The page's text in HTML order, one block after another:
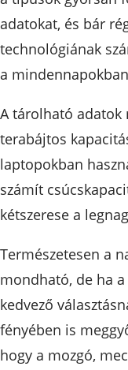
adatokat, és bár
technológiának
a
A tárolható adatok
terabájtos
laptopokban
számít
kétszerese a
Természetesen a
mondható, de ha
kedvező
fényében is
hogy a mozgó,